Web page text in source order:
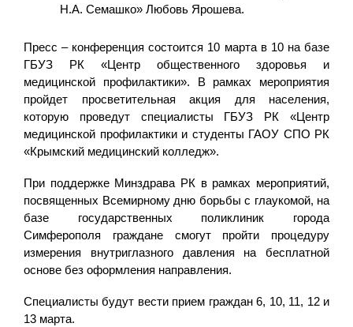
Н.А. Семашко» Любовь Ярошева.
Пресс – конференция состоится 10 марта в 10 на базе
ГБУЗ РК «Центр общественного здоровья и
медицинской профилактики». В рамках мероприятия
пройдет просветительная акция для населения,
которую проведут специалисты ГБУЗ РК «Центр
медицинской профилактики и студенты ГАОУ СПО РК
«Крымский медицинский колледж».
При поддержке Минздрава РК в рамках мероприятий,
посвященных Всемирному дню борьбы с глаукомой, на
базе государственных поликлиник города
Симферополя граждане смогут пройти процедуру
измерения внутриглазного давления на бесплатной
основе без оформления направления.
Специалисты будут вести прием граждан 6, 10, 11, 12 и
13 марта.